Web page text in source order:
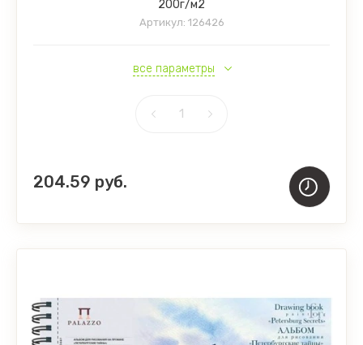
200г/м2
Артикул: 126426
все параметры
204.59 руб.